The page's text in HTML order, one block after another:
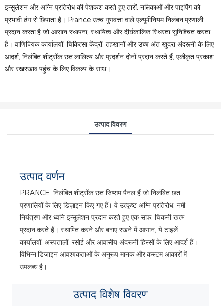
इन्सुलेशन और अग्नि प्रतिरोध की पेशकश करते हुए तारों, नलिकाओं और पाइपिंग को
प्रभावी ढंग से छिपाता है। Prance उच्च गुणवत्ता वाले एल्यूमीनियम निलंबन प्रणाली
प्रदान करता है जो आसान स्थापना, स्थायित्व और दीर्घकालिक स्थिरता सुनिश्चित करता
है। वाणिज्यिक कार्यालयों, चिकित्सा केंद्रों, तहखानों और उच्च अंत खुदरा अंदरूनी के लिए
आदर्श, निलंबित शीट्रॉक छत लालित्य और प्रदर्शन दोनों प्रदान करते हैं, एकीकृत प्रकाश
और रखरखाव पहुंच के लिए विकल्प के साथ।
उत्पाद विवरण
उत्पाद वर्णन
PRANCE निलंबित शीट्रॉक छत जिप्सम पैनल हैं जो निलंबित छत
प्रणालियों के लिए डिज़ाइन किए गए हैं। वे उत्कृष्ट अग्नि प्रतिरोध, नमी
नियंत्रण और ध्वनि इन्सुलेशन प्रदान करते हुए एक साफ, चिकनी खत्म
प्रदान करते हैं। स्थापित करने और बनाए रखने में आसान, ये टाइलें
कार्यालयों, अस्पतालों, रसोई और आवासीय अंदरूनी हिस्सों के लिए आदर्श हैं।
विभिन्न डिजाइन आवश्यकताओं के अनुरूप मानक और कस्टम आकारों में
उपलब्ध है।
उत्पादविशेष विवरण